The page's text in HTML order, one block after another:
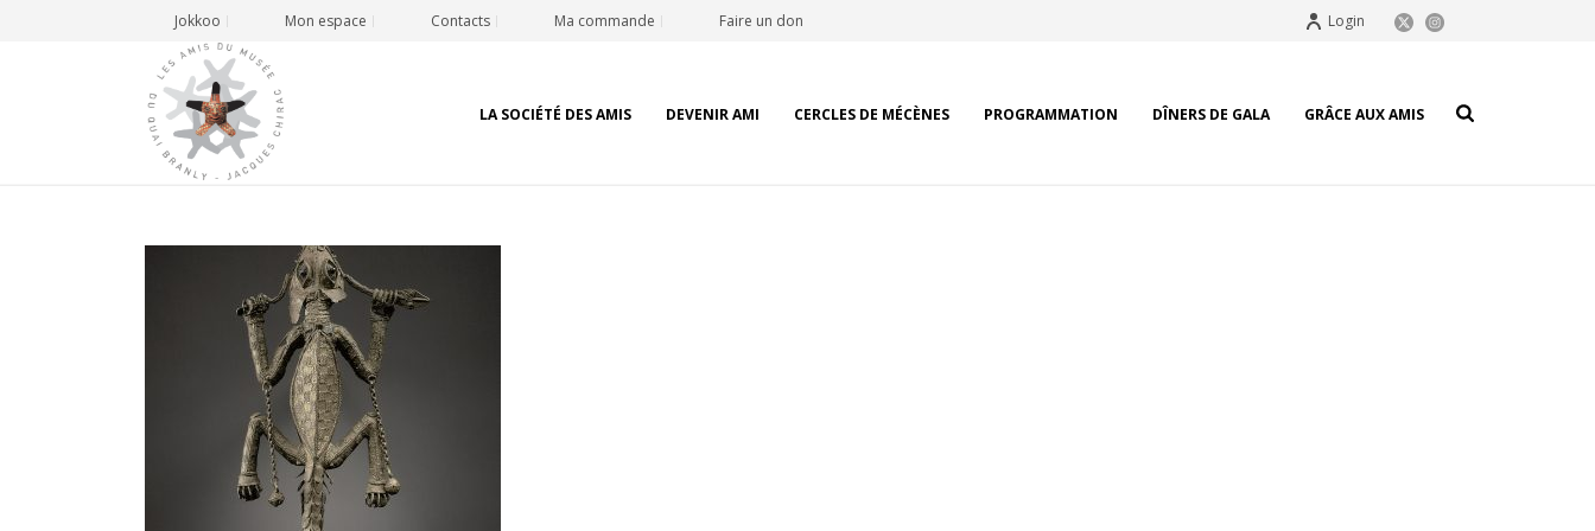
Jokkoo Mon espace Contacts Ma commande Faire un don Login
LA SOCIÉTÉ DES AMIS DEVENIR AMI CERCLES DE MÉCÈNES PROGRAMMATION DÎNERS DE GALA GRÂCE AUX AMIS